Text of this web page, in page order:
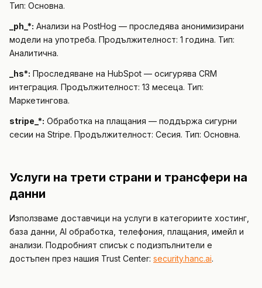
Тип: Основна.
_ph_*: Анализи на PostHog — проследява анонимизирани
модели на употреба. Продължителност: 1 година. Тип:
Аналитична.
_hs*: Проследяване на HubSpot — осигурява CRM
интеграция. Продължителност: 13 месеца. Тип:
Маркетингова.
stripe_*: Обработка на плащания — поддържа сигурни
сесии на Stripe. Продължителност: Сесия. Тип: Основна.
Услуги на трети страни и трансфери на
данни
Използваме доставчици на услуги в категориите хостинг,
база данни, AI обработка, телефония, плащания, имейл и
анализи. Подробният списък с подизпълнители е
достъпен през нашия Trust Center: security.hanc.ai.